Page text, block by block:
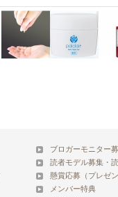
ブロガーモニター
読者モデル募集・
懸賞応募（プレゼ
メンバー特典